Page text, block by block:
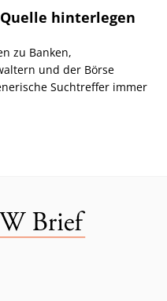
Quelle hinterlegen
zu Banken,
und der Börse
Suchtreffer immer